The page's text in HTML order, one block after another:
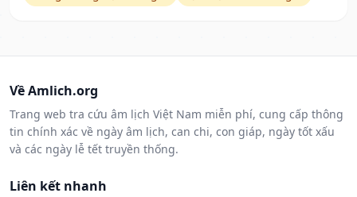
Về Amlich.org
Trang web tra cứu âm lịch Việt Nam miễn phí, cung cấp thông
tin chính xác về ngày âm lịch, can chi, con giáp, ngày tốt xấu
và các ngày lễ tết truyền thống.
Liên kết nhanh